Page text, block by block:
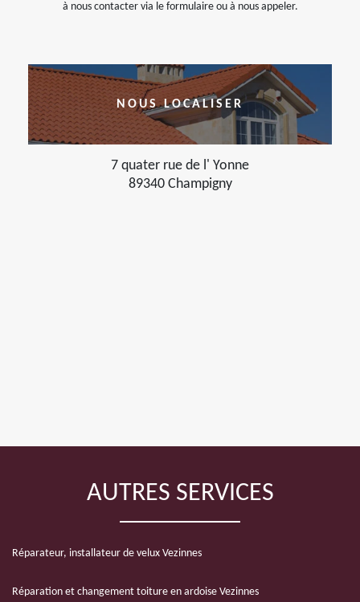
à nous contacter via le formulaire ou à nous appeler.
NOUS LOCALISER
7 quater rue de l' Yonne
89340 Champigny
AUTRES SERVICES
Réparateur, installateur de velux Vezinnes
Réparation et changement toiture en ardoise Vezinnes